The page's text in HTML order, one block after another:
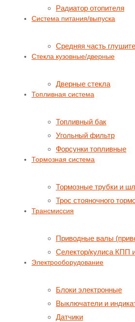
Радиатор отопителя
Система питания/выпуска
Средняя часть
Стекла кузовные/дверные
Дверные стекла
Топливная система
Топливный бак
Угольный фильтр
Форсунки топливные
Тормозная система
Тормозные трубки и
Трос стояночного
Трансмиссия
Приводные валы
Селектор/кулиса КПП
Электрооборудование
Блоки электронные
Выключатели и
Датчики